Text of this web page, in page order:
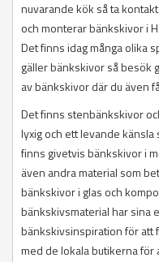
nuvarande kök så ta
och monterar bänkskivor i
Det finns idag många olika
gäller bänkskivor så besök
av bänkskivor där du även
Det finns stenbänkskivor
lyxig och ett levande
finns givetvis bänkskivor i
även andra material som
bänkskivor i glas och
bänkskivsmaterial har sina
bänkskivsinspiration för att
med de lokala butikerna för